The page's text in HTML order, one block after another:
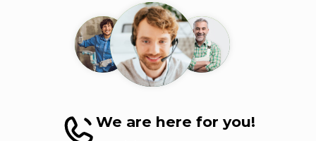
We are here for you!